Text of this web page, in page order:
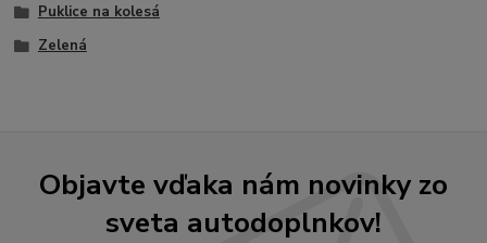
Puklice na kolesá
Zelená
Objavte vďaka nám novinky zo
sveta autodoplnkov!